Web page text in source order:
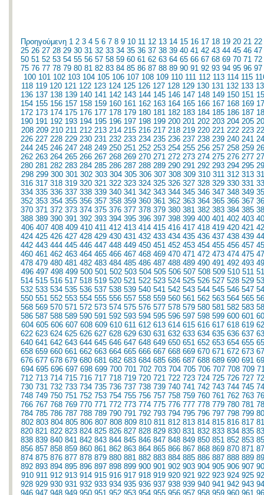
Προηγούμενη 1 2 3 4 5 6 7 8 9 10 11 12 13 14 15 16 17 18 19 20 21 22
25 26 27 28 29 30 31 32 33 34 35 36 37 38 39 40 41 42 43 44 45 46 47
50 51 52 53 54 55 56 57 58 59 60 61 62 63 64 65 66 67 68 69 70 71 72
75 76 77 78 79 80 81 82 83 84 85 86 87 88 89 90 91 92 93 94 95 96 97
100 101 102 103 104 105 106 107 108 109 110 111 112 113 114 115
118 119 120 121 122 123 124 125 126 127 128 129 130 131 132 133
136 137 138 139 140 141 142 143 144 145 146 147 148 149 150 151
154 155 156 157 158 159 160 161 162 163 164 165 166 167 168 169
172 173 174 175 176 177 178 179 180 181 182 183 184 185 186 187
190 191 192 193 194 195 196 197 198 199 200 201 202 203 204 205
208 209 210 211 212 213 214 215 216 217 218 219 220 221 222 223
226 227 228 229 230 231 232 233 234 235 236 237 238 239 240 241
244 245 246 247 248 249 250 251 252 253 254 255 256 257 258 259
262 263 264 265 266 267 268 269 270 271 272 273 274 275 276 277
280 281 282 283 284 285 286 287 288 289 290 291 292 293 294 295
298 299 300 301 302 303 304 305 306 307 308 309 310 311 312 313
316 317 318 319 320 321 322 323 324 325 326 327 328 329 330 331
334 335 336 337 338 339 340 341 342 343 344 345 346 347 348 349
352 353 354 355 356 357 358 359 360 361 362 363 364 365 366 367
370 371 372 373 374 375 376 377 378 379 380 381 382 383 384 385
388 389 390 391 392 393 394 395 396 397 398 399 400 401 402 403
406 407 408 409 410 411 412 413 414 415 416 417 418 419 420 421
424 425 426 427 428 429 430 431 432 433 434 435 436 437 438 439
442 443 444 445 446 447 448 449 450 451 452 453 454 455 456 457
460 461 462 463 464 465 466 467 468 469 470 471 472 473 474 475
478 479 480 481 482 483 484 485 486 487 488 489 490 491 492 493
496 497 498 499 500 501 502 503 504 505 506 507 508 509 510 511
514 515 516 517 518 519 520 521 522 523 524 525 526 527 528 529
532 533 534 535 536 537 538 539 540 541 542 543 544 545 546 547
550 551 552 553 554 555 556 557 558 559 560 561 562 563 564 565
568 569 570 571 572 573 574 575 576 577 578 579 580 581 582 583
586 587 588 589 590 591 592 593 594 595 596 597 598 599 600 601
604 605 606 607 608 609 610 611 612 613 614 615 616 617 618 619
622 623 624 625 626 627 628 629 630 631 632 633 634 635 636 637
640 641 642 643 644 645 646 647 648 649 650 651 652 653 654 655
658 659 660 661 662 663 664 665 666 667 668 669 670 671 672 673
676 677 678 679 680 681 682 683 684 685 686 687 688 689 690 691
694 695 696 697 698 699 700 701 702 703 704 705 706 707 708 709
712 713 714 715 716 717 718 719 720 721 722 723 724 725 726 727
730 731 732 733 734 735 736 737 738 739 740 741 742 743 744 745
748 749 750 751 752 753 754 755 756 757 758 759 760 761 762 763
766 767 768 769 770 771 772 773 774 775 776 777 778 779 780 781
784 785 786 787 788 789 790 791 792 793 794 795 796 797 798 799
802 803 804 805 806 807 808 809 810 811 812 813 814 815 816 817
820 821 822 823 824 825 826 827 828 829 830 831 832 833 834 835
838 839 840 841 842 843 844 845 846 847 848 849 850 851 852 853
856 857 858 859 860 861 862 863 864 865 866 867 868 869 870 871
874 875 876 877 878 879 880 881 882 883 884 885 886 887 888 889
892 893 894 895 896 897 898 899 900 901 902 903 904 905 906 907
910 911 912 913 914 915 916 917 918 919 920 921 922 923 924 925
928 929 930 931 932 933 934 935 936 937 938 939 940 941 942 943
946 947 948 949 950 951 952 953 954 955 956 957 958 959 960 961